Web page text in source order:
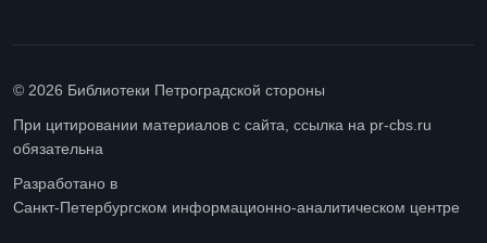
© 2026 Библиотеки Петроградской стороны
При цитировании материалов с сайта, ссылка на pr-cbs.ru
обязательна
Разработано в
Санкт-Петербургском информационно-аналитическом центре